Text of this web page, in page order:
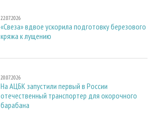
22.07.2026
«Свеза» вдвое ускорила подготовку березового
кряжа к лущению
20.07.2026
На АЦБК запустили первый в России
отечественный транспортер для окорочного
барабана